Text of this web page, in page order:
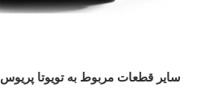
سایر قطعات مربوط به تویوتا پریوس